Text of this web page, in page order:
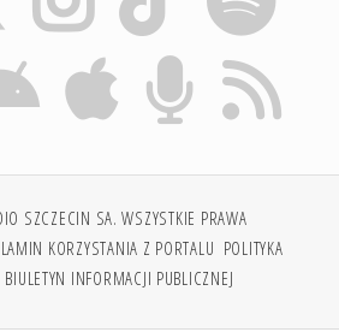
SZCZECIN SA. WSZYSTKIE PRAWA
KORZYSTANIA Z PORTALU POLITYKA
BIULETYN INFORMACJI PUBLICZNEJ